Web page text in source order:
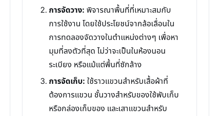
การจัดวาง: พิจารณาพื้นที่ที่เหมาะสมกับ
การใช้งาน โดยใช้ประโยชน์จากล้อเลื่อนใน
การทดลองจัดวางในตำแหน่งต่างๆ เพื่อหา
มุมที่ลงตัวที่สุด ไม่ว่าจะเป็นในห้องนอน
ระเบียง หรือแม้แต่พื้นที่ซักล้าง
การจัดเก็บ: ใช้ราวแขวนสำหรับเสื้อผ้าที่
ต้องการแขวน ชั้นวางสำหรับของใช้พับเก็บ
หรือกล่องเก็บของ และเสาแขวนสำหรับ